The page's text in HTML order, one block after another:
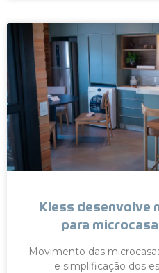
Kless desenvolve
para
Movimento das
e simplificação dos